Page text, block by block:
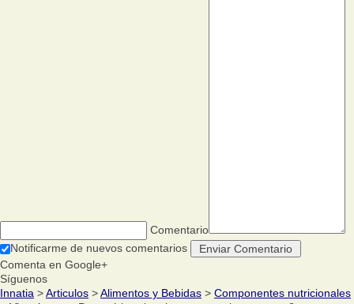
Comentario
Notificarme de nuevos comentarios
Comenta en Google+
Síguenos
Innatia >Articulos >Alimentos y Bebidas > Componentes nutricionales